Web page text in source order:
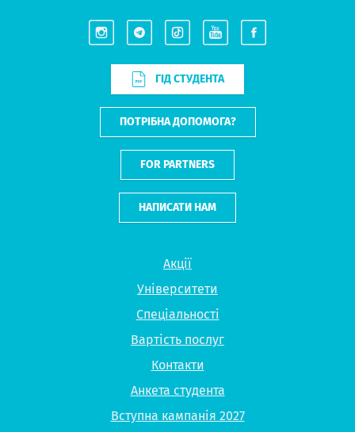
Акції
Університети
Спеціальності
Вартість послуг
Контакти
Анкета студента
Вступна кампанія 2027
ГІД СТУДЕНТА
ПОТРІБНА ДОПОМОГА?
FOR PARTNERS
НАПИСАТИ НАМ